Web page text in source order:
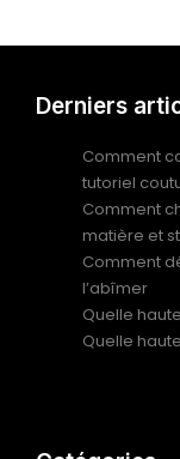
Derniers
Comment
tutoriel
Comment
matière et
Comment
l’abîmer
Quelle
Quelle